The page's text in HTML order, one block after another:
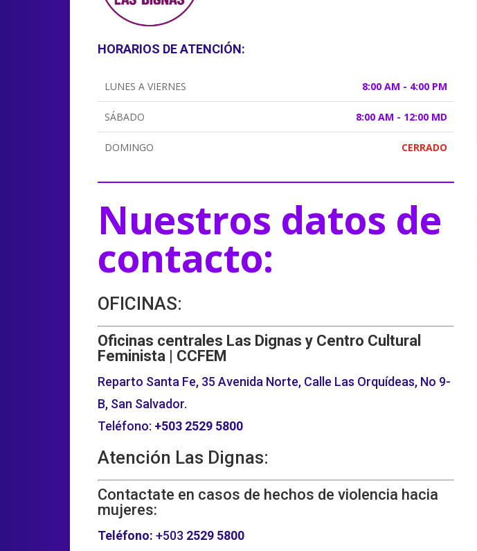
HORARIOS DE ATENCIÓN:
LUNES A VIERNES 8:00 AM - 4:00 PM
SÁBADO 8:00 AM - 12:00 MD
DOMINGO CERRADO
Nuestros datos de
contacto:
OFICINAS:
Oficinas centrales Las Dignas y Centro Cultural
Feminista | CCFEM
Reparto Santa Fe, 35 Avenida Norte, Calle Las Orquídeas, No 9-
B, San Salvador.
Teléfono: +503 2529 5800
Atención Las Dignas:
Contactate en casos de hechos de violencia hacia
mujeres:
Teléfono: +503 2529 5800